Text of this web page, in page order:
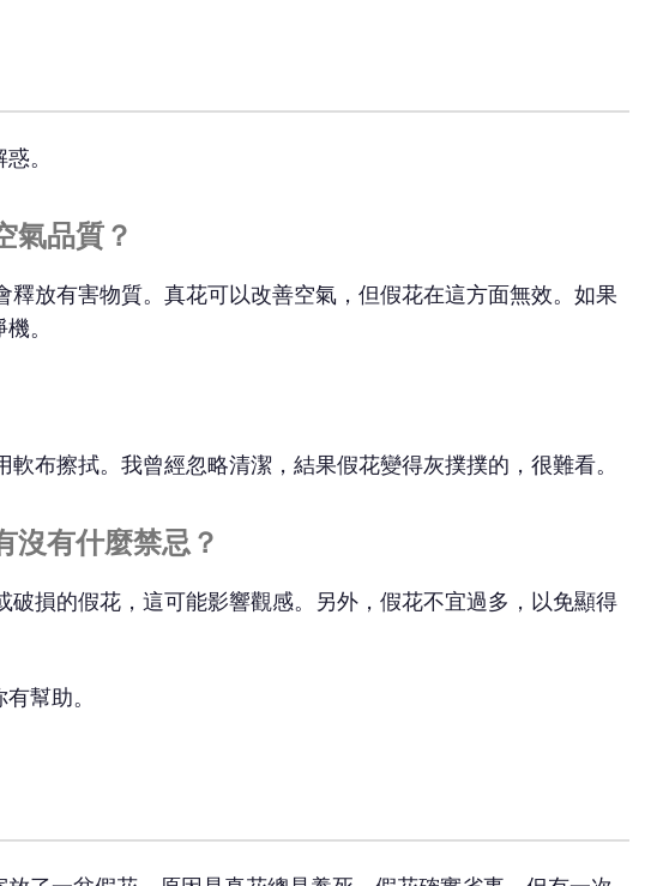
。
氣品質？
釋放有害物質。真花可以改善空氣，但假花在這方面無效。如果
。
布擦拭。我曾經忽略清潔，結果假花變得灰撲撲的，很難看。
沒有什麼禁忌？
破損的假花，這可能影響觀感。另外，假花不宜過多，以免顯得
幫助。